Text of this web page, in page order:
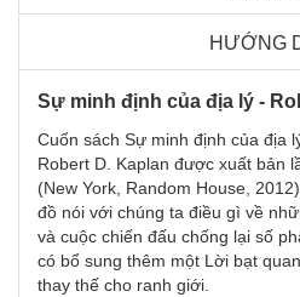
HƯỚNG
Sự minh định của địa lý -
Cuốn sách Sự minh định của địa
Robert D. Kaplan được xuất bản
(New York, Random House,
đồ nói với chúng ta điều gì về
và cuộc chiến đấu chống lại số
có bổ sung thêm một Lời bạt
thay thế cho ranh giới.